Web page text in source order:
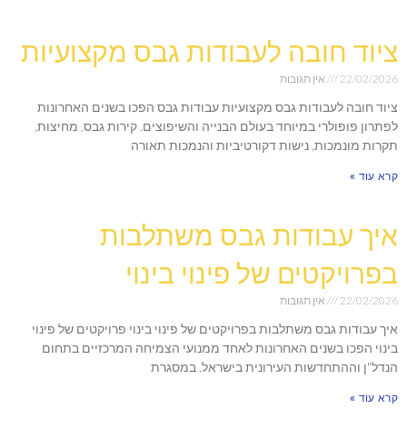
ציוד חובה לעבודות גבס מקצועיות
22/02/2026 אין תגובות
ציוד חובה לעבודות גבס מקצועיות עבודות גבס הפכו בשנים האחרונות
לפתרון פופולרי במיוחד בעולם הבנייה והשיפוצים. קירות גבס, מחיצות,
תקרות מונמכות, נישות דקורטיביות והנמכות תאורה
קרא עוד »
איך עבודות גבס משתלבות
בפרויקטים של פינוי בינוי
22/02/2026 אין תגובות
איך עבודות גבס משתלבות בפרויקטים של פינוי בינוי פרויקטים של פינוי
בינוי הפכו בשנים האחרונות לאחד ממנועי הצמיחה המרכזיים בתחום
הנדל"ן וההתחדשות העירונית בישראל. במסגרת
קרא עוד »